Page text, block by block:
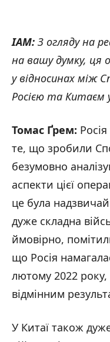
IAM: З огляду на
на вашу думку, ця
у відносинах між
Росією та Китаєм
Томас Ґрем:
те, що зробили
безумовно
аспекти цієї
це була
дуже складна
ймовірно,
що Росія
лютому 2022
відмінним
У Китаї також